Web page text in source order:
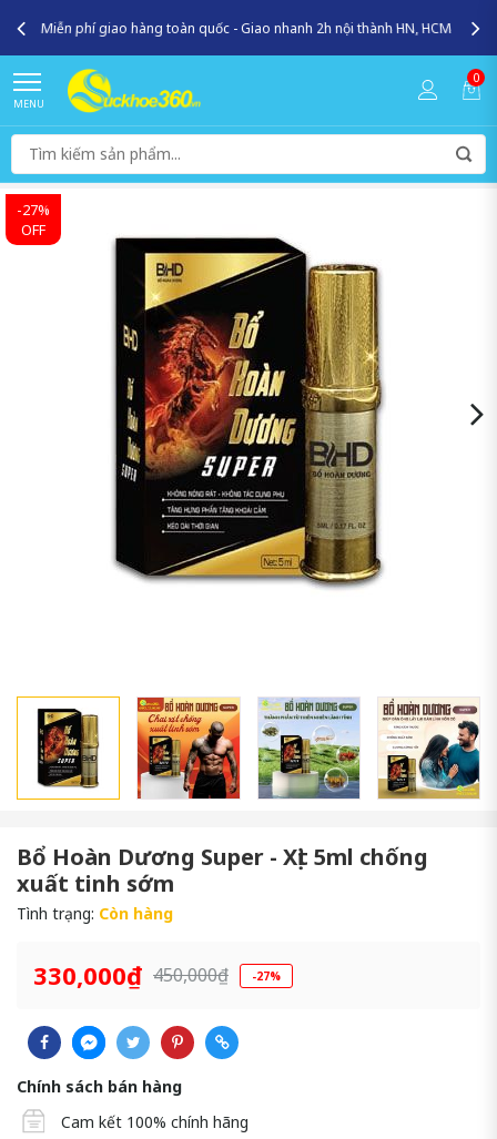
Miễn phí giao hàng toàn quốc - Giao nhanh 2h nội thành HN, HCM
MENU
0
-27%
OFF
Bổ Hoàn Dương Super - Xịt 5ml chống
xuất tinh sớm
Tình trạng: Còn hàng
330,000₫ 450,000₫ -27%
Chính sách bán hàng
Cam kết 100% chính hãng